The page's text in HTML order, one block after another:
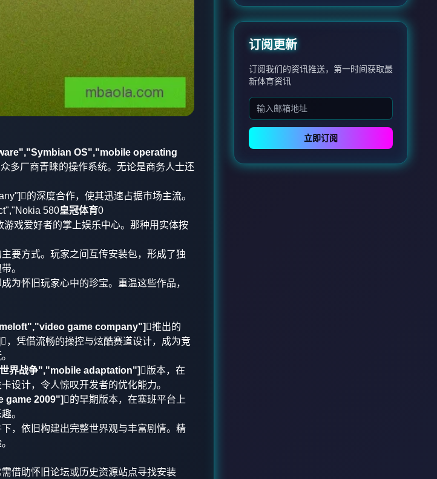
OS","mobile operating
多厂商青睐的操作系统。无论是商务人士还
的深度合作，使其迅速占据市场主流。
580皇冠体育0
戏爱好者的掌上娱乐中心。那种用实体按
要方式。玩家之间互传安装包，形成了独
。
为怀旧玩家心中的珍宝。重温这些作品，
game company"]推出的
，凭借流畅的操控与炫酷赛道设计，成为竞
界战争","mobile adaptation"]版本，在
设计，令人惊叹开发者的优化能力。
game 2009"]的早期版本，在塞班平台上
。
，依旧构建出完整世界观与丰富剧情。精
借助怀旧论坛或历史资源站点寻找安装
订阅更新
订阅我们的资讯推送，第一时间获取最
新体育资讯
立即订阅